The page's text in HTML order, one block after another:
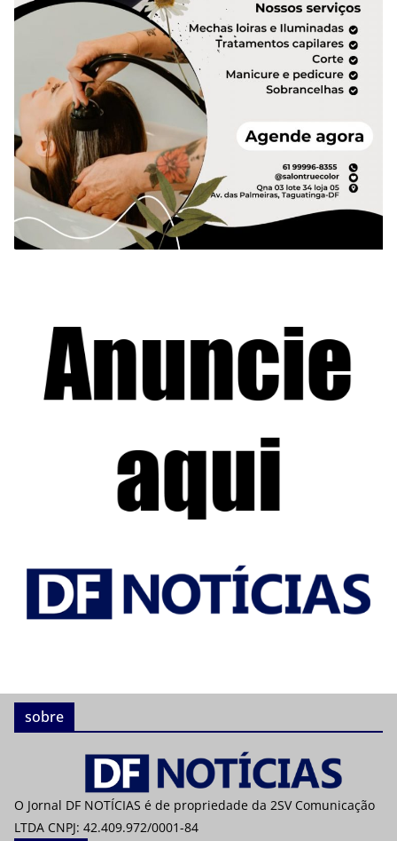
sobre
O Jornal DF NOTÍCIAS é de propriedade da 2SV Comunicação
LTDA CNPJ: 42.409.972/0001-84